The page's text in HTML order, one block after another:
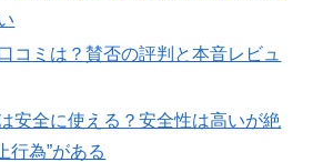
コミは？賛否の評判と本音レビュ
安全に使える？安全性は高いが絶
行為”がある